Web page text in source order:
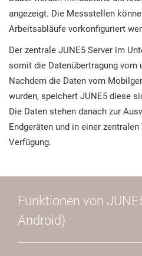
angezeigt. Die Messstellen
Arbeitsabläufe vorkonfiguriert
Der zentrale JUNE5 Server im
somit die Datenübertragung vom
Nachdem die Daten vom
wurden, speichert JUNE5 diese
Die Daten stehen danach zur
Endgeräten und in einer
Verfügung.
Funktionen von
Android)